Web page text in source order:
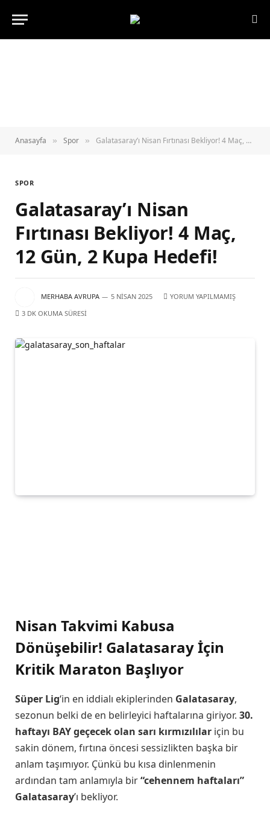
Anasayfa » Spor » Galatasaray’ı Nisan Fırtınası Bekliyor! 4 Maç, 12 Gün, 2 Kupa Hedefi!
SPOR
Galatasaray’ı Nisan
Fırtınası Bekliyor! 4 Maç,
12 Gün, 2 Kupa Hedefi!
MERHABA AVRUPA 5 NISAN 2025
YORUM YAPILMAMIŞ
3 DK OKUMA SÜRESI
Nisan Takvimi Kabusa
Dönüşebilir! Galatasaray İçin
Kritik Maraton Başlıyor
Süper Lig‘in en iddialı ekiplerinden Galatasaray,
sezonun belki de en belirleyici haftalarına giriyor. 30.
haftayı BAY geçecek olan sarı kırmızılılar için bu
sakin dönem, fırtına öncesi sessizlikten başka bir
anlam taşımıyor. Çünkü bu kısa dinlenmenin
ardından tam anlamıyla bir“cehennem haftaları”
Galatasaray’ı bekliyor.